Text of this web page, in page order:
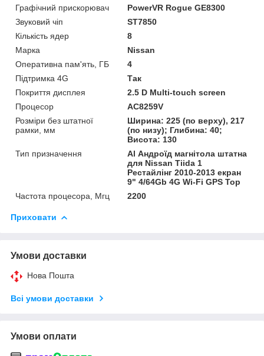
Графічний прискорювач
PowerVR Rogue GE8300
Звуковий чіп
ST7850
Кількість ядер
8
Марка
Nissan
Оперативна пам'ять, ГБ
4
Підтримка 4G
Так
Покриття дисплея
2.5 D Multi-touch screen
Процесор
AC8259V
Розміри без штатної
рамки, мм
Ширина: 225 (по верху), 217
(по низу); Глибина: 40;
Висота: 130
Тип призначення
Al Андроїд магнітола штатна
для Nissan Tiida 1
Рестайлінг 2010-2013 екран
9" 4/64Gb 4G Wi-Fi GPS Top
Частота процесора, Мгц
2200
Приховати
Умови доставки
Нова Пошта
Всі умови доставки
Умови оплати